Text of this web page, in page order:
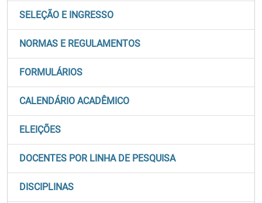
SELEÇÃO E INGRESSO
NORMAS E REGULAMENTOS
FORMULÁRIOS
CALENDÁRIO ACADÊMICO
ELEIÇÕES
DOCENTES POR LINHA DE PESQUISA
DISCIPLINAS